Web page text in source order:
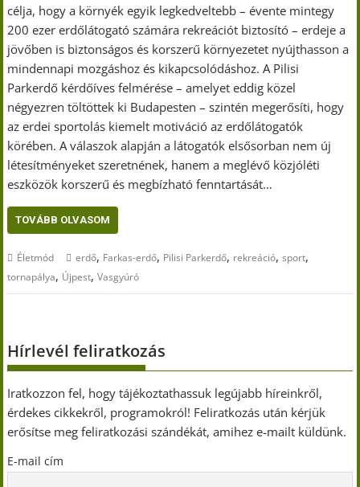
célja, hogy a környék egyik legkedveltebb – évente mintegy
200 ezer erdőlátogató számára rekreációt biztosító – erdeje a
jövőben is biztonságos és korszerű környezetet nyújthasson a
mindennapi mozgáshoz és kikapcsolódáshoz. A Pilisi
Parkerdő kérdőíves felmérése – amelyet eddig közel
négyezren töltöttek ki Budapesten – szintén megerősíti, hogy
az erdei sportolás kiemelt motiváció az erdőlátogatók
körében. A válaszok alapján a látogatók elsősorban nem új
létesítményeket szeretnének, hanem a meglévő közjóléti
eszközök korszerű és megbízható fenntartását…
TOVÁBB OLVASOM
Életmód erdő, Farkas-erdő, Pilisi Parkerdő, rekreáció,sport,
tornapálya, Újpest,Vasgyúró
Hírlevél feliratkozás
Iratkozzon fel, hogy tájékoztathassuk legújabb híreinkről,
érdekes cikkekről, programokról! Feliratkozás után kérjük
erősítse meg feliratkozási szándékát, amihez e-mailt küldünk.
E-mail cím